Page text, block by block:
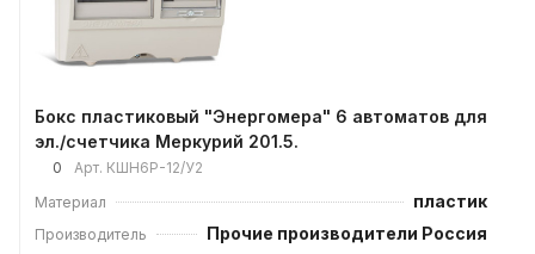
Бокс пластиковый "Энергомера" 6 автоматов для
эл./счетчика Меркурий 201.5.
0 Арт. КШН6Р-12/У2
Материал
пластик
Производитель Прочие производители Россия